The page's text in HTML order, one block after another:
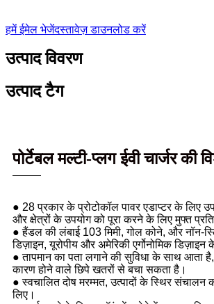
हमें ईमेल भेजेंदस्तावेज़ डाउनलोड करें
उत्पाद विवरण
उत्पाद टैग
पोर्टेबल मल्टी-प्लग ईवी चार्जर की
● 28 प्रकार के प्रोटोकॉल पावर एडाप्टर के लिए
और क्षेत्रों के उपयोग को पूरा करने के लिए मुफ्त
● हैंडल की लंबाई 103 मिमी, गोल कोने, और नॉन-
डिज़ाइन, यूरोपीय और अमेरिकी एर्गोनोमिक
● तापमान का पता लगाने की सुविधा के साथ आता
कारण होने वाले छिपे खतरों से बचा सकता है।
● स्वचालित दोष मरम्मत, उत्पादों के स्थिर
लिए।